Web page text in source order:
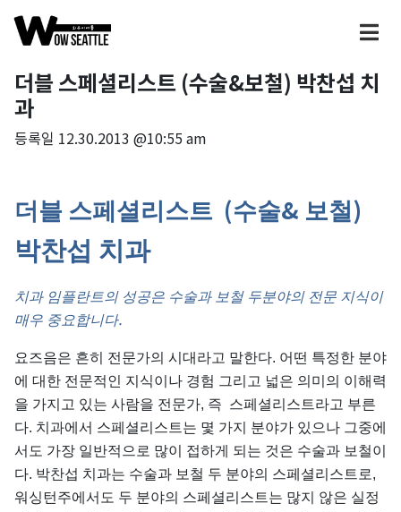
더블 스페셜리스트 (수술&보철) 박찬섭 치
과
등록일 12.30.2013 @10:55 am
더블 스페셜리스트 (수술& 보철)
박찬섭 치과
치과 임플란트의 성공은 수술과 보철 두분야의 전문 지식이
매우 중요합니다.
요즈음은 흔히 전문가의 시대라고 말한다. 어떤 특정한 분야
에 대한 전문적인 지식이나 경험 그리고 넓은 의미의 이해력
을 가지고 있는 사람을 전문가, 즉 스페셜리스트라고 부른
다. 치과에서 스페셜리스트는 몇 가지 분야가 있으나 그중에
서도 가장 일반적으로 많이 접하게 되는 것은 수술과 보철이
다. 박찬섭 치과는 수술과 보철 두 분야의 스페셜리스트로,
워싱턴주에서도 두 분야의 스페셜리스트는 많지 않은 실정